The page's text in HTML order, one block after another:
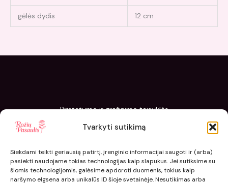
Tvarkyti sutikimą
Siekdami teikti geriausią patirtį, įrenginio informacijai saugoti ir (arba)
pasiekti naudojame tokias technologijas kaip slapukus. Jei sutiksime su
šiomis technologijomis, galėsime apdoroti duomenis, tokius kaip
naršymo elgsena arba unikalūs ID šioje svetainėje. Nesutikimas arba
gėlės dydis 12 cm
Pristatymo ir grąžinimo taisyklės
Slapukų politika